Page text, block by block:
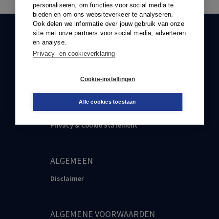
personaliseren, om functies voor social media te
bieden en om ons websiteverkeer te analyseren.
Ook delen we informatie over jouw gebruik van onze
site met onze partners voor social media, adverteren
en analyse.
Privacy- en cookieverklaring
Cookie-instellingen
Alle cookies toestaan
KLANTENSERVICE
088-0301000
PRVACY & COOKIE STATEMENT
Privacy & Cookie Statement
ALGEMEEN
Disclaimer
ALGEMENE VOORWAARDEN